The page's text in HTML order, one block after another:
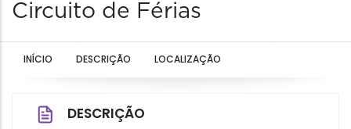
Circuito de Férias
INÍCIO DESCRIÇÃO LOCALIZAÇÃO
DESCRIÇÃO